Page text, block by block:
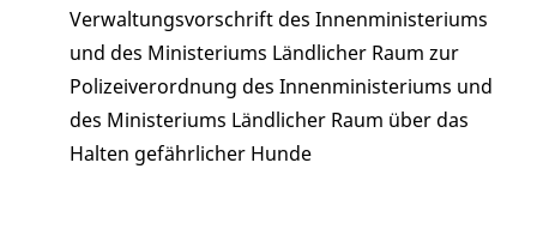
Verwaltungsvorschrift des Innenministeriums
und des Ministeriums Ländlicher Raum zur
Polizeiverordnung des Innenministeriums und
des Ministeriums Ländlicher Raum über das
Halten gefährlicher Hunde